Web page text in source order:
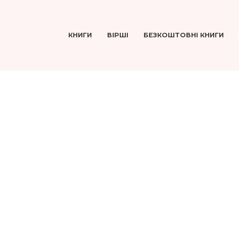
КНИГИ ВІРШІ БЕЗКОШТОВНІ КНИГИ